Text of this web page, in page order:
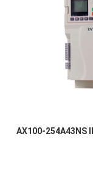
AX100-254A43NS